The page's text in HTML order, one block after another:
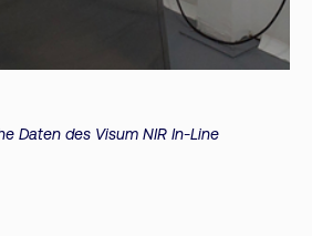
Daten des Visum NIR In-Line